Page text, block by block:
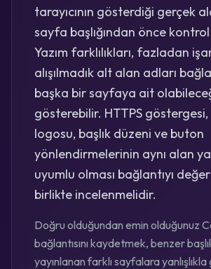
tarayıcının gösterdiği gerçek
sayfa başlığından önce
Yazım farklılıkları, fazladan
alışılmadık alt alan adları
başka bir sayfaya ait
gösterebilir. HTTPS
logosu, başlık düzeni ve buton
yönlendirmelerinin aynı alan
uyumlu olması bağlantıyı
birlikte incelenmelidir.
Doğru olduğundan emin olduğunuz
bağlantısını kaydetmek, benzer
yayınlanan farklı sayfalara